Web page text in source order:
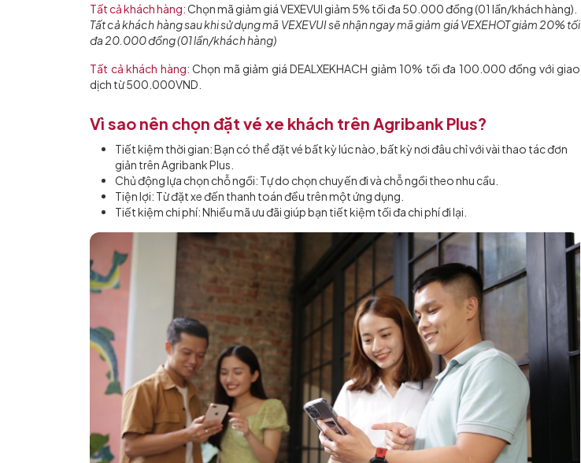
Tất cả khách hàng:Chọn mã giảm giá VEXEVUI giảm 5% tối đa 50.000 đồng (01 lần/khách hàng).
Tất cả khách hàng sau khi sử dụng mã VEXEVUI sẽ nhận ngay mã giảm giá VEXEHOT giảm 20% tối
đa 20.000 đồng (01 lần/khách hàng)
Tất cả khách hàng: Chọn mã giảm giá DEALXEKHACH giảm 10% tối đa 100.000 đồng với giao
dịch từ 500.000VND.
Vì sao nên chọn đặt vé xe khách trên Agribank Plus?
Tiết kiệm thời gian: Bạn có thể đặt vé bất kỳ lúc nào, bất kỳ nơi đâu chỉ với vài thao tác đơn
giản trên Agribank Plus.
Chủ động lựa chọn chỗ ngồi: Tự do chọn chuyến đi và chỗ ngồi theo nhu cầu.
Tiện lợi: Từ đặt xe đến thanh toán đều trên một ứng dụng.
Tiết kiệm chi phí: Nhiều mã ưu đãi giúp bạn tiết kiệm tối đa chi phí đi lại.